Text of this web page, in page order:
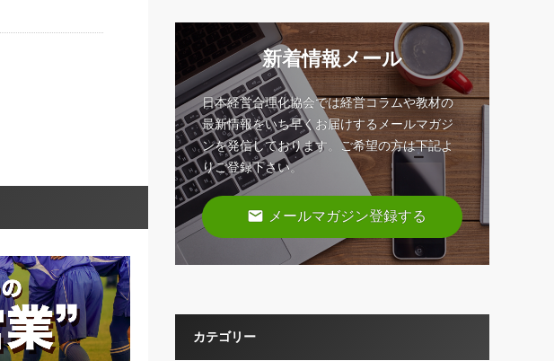
新着情報メール
日本経営合理化協会では経営コラムや教材の
最新情報をいち早くお届けするメールマガジ
ンを発信しております。ご希望の方は下記よ
りご登録下さい。
email メールマガジン登録する
カテゴリー